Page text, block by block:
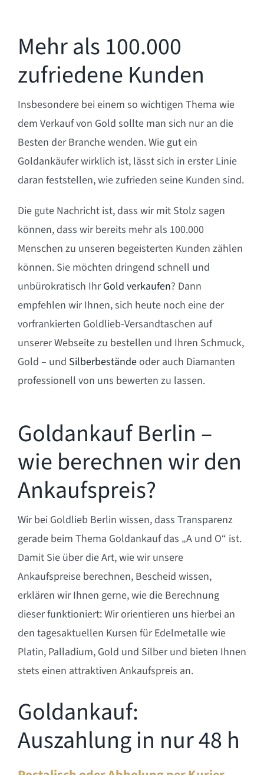
Mehr als 100.000
zufriedene Kunden
Insbesondere bei einem so wichtigen Thema wie
dem Verkauf von Gold sollte man sich nur an die
Besten der Branche wenden. Wie gut ein
Goldankäufer wirklich ist, lässt sich in erster Linie
daran feststellen, wie zufrieden seine Kunden sind.
Die gute Nachricht ist, dass wir mit Stolz sagen
können, dass wir bereits mehr als 100.000
Menschen zu unseren begeisterten Kunden zählen
können. Sie möchten dringend schnell und
unbürokratisch IhrGold verkaufen? Dann
empfehlen wir Ihnen, sich heute noch eine der
vorfrankierten Goldlieb-Versandtaschen auf
unserer Webseite zu bestellen und Ihren Schmuck,
Gold – und Silberbeständeoder auch Diamanten
professionell von uns bewerten zu lassen.
Goldankauf Berlin –
wie berechnen wir den
Ankaufspreis?
Wir bei Goldlieb Berlin wissen, dass Transparenz
gerade beim Thema Goldankauf das „A und O“ ist.
Damit Sie über die Art, wie wir unsere
Ankaufspreise berechnen, Bescheid wissen,
erklären wir Ihnen gerne, wie die Berechnung
dieser funktioniert: Wir orientieren uns hierbei an
den tagesaktuellen Kursen für Edelmetalle wie
Platin, Palladium, Gold und Silber und bieten Ihnen
stets einen attraktiven Ankaufspreis an.
Goldankauf:
Auszahlung in nur 48 h